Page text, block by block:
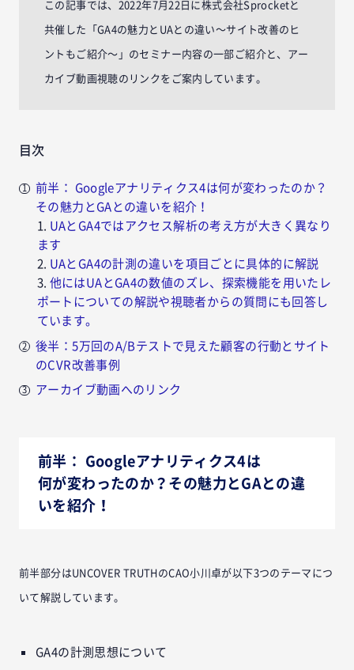
この記事では、2022年7月22日に株式会社Sprocketと
共催した「GA4の魅力とUAとの違い〜サイト改善のヒ
ントもご紹介〜」のセミナー内容の一部ご紹介と、アー
カイブ動画視聴のリンクをご案内しています。
目次
前半： Googleアナリティクス4は何が変わったのか？
その魅力とGAとの違いを紹介！
UAとGA4ではアクセス解析の考え方が大きく異なり
ます
UAとGA4の計測の違いを項目ごとに具体的に解説
他にはUAとGA4の数値のズレ、探索機能を用いたレ
ポートについての解説や視聴者からの質問にも回答し
ています。
後半：5万回のA/Bテストで見えた顧客の行動とサイト
のCVR改善事例
アーカイブ動画へのリンク
前半： Googleアナリティクス4は
何が変わったのか？その魅力とGAとの違
いを紹介！
前半部分はUNCOVER TRUTHのCAO小川卓が以下3つのテーマにつ
いて解説しています。
GA4の計測思想について